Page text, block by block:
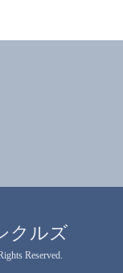
クルズ
Reserved.